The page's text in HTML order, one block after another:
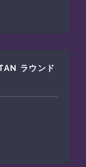
ラウンド